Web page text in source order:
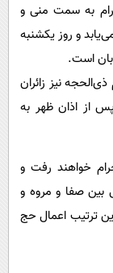
به سمت منی و
و روز یکشنبه
ذی‌الحجه نیز زائران
از اذان ظهر به
خواهند رفت و
بین صفا و مروه و
ترتیب اعمال حج